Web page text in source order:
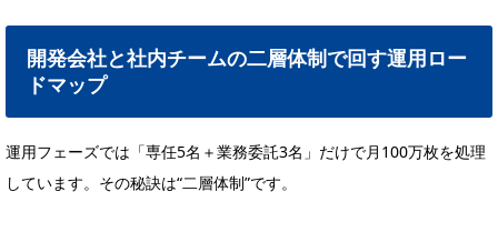
開発会社と社内チームの二層体制で回す運用ロー
ドマップ
運用フェーズでは「専任5名＋業務委託3名」だけで月100万枚を処理
しています。その秘訣は“二層体制”です。